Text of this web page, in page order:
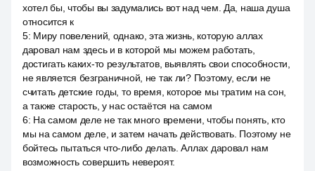
хотел бы, чтобы вы задумались вот над чем. Да, наша душа
относится к
5: Миру повелений, однако, эта жизнь, которую аллах
даровал нам здесь и в которой мы можем работать,
достигать каких-то результатов, выявлять свои способности,
не является безграничной, не так ли? Поэтому, если не
считать детские годы, то время, которое мы тратим на сон,
а также старость, у нас остаётся на самом
6: На самом деле не так много времени, чтобы понять, кто
мы на самом деле, и затем начать действовать. Поэтому не
бойтесь пытаться что-либо делать. Аллах даровал нам
возможность совершить невероят.